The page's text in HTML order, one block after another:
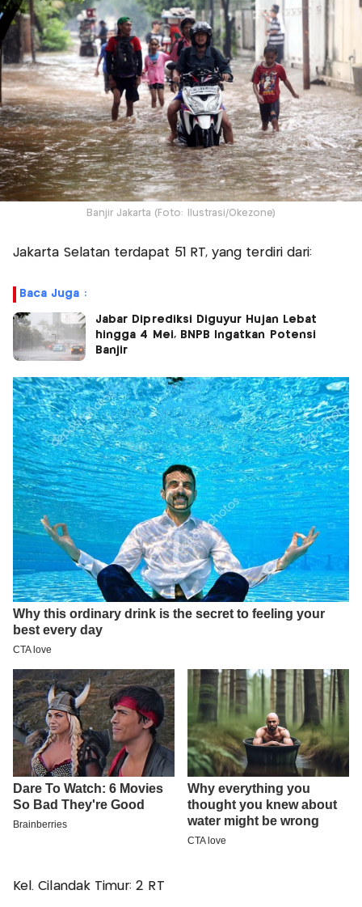
Banjir Jakarta (Foto: Ilustrasi/Okezone)
Jakarta Selatan terdapat 51 RT, yang terdiri dari:
Baca Juga :
Jabar Diprediksi Diguyur Hujan Lebat
hingga 4 Mei, BNPB Ingatkan Potensi
Banjir
Kel. Cilandak Timur: 2 RT